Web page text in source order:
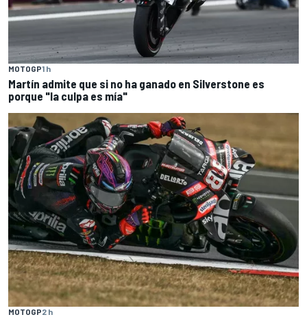
MOTOGP1 h
Martín admite que si no ha ganado en Silverstone es
porque "la culpa es mía"
MOTOGP2 h